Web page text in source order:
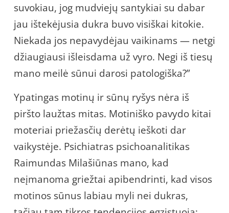
suvokiau, jog mudviejų santykiai su dabar
jau ištekėjusia dukra buvo visiškai kitokie.
Niekada jos nepavydėjau vaikinams — netgi
džiaugiausi išleisdama už vyro. Negi iš tiesų
mano meilė sūnui darosi patologiška?”
Ypatingas motinų ir sūnų ryšys nėra iš
piršto laužtas mitas. Motiniško pavydo kitai
moteriai priežasčių derėtų ieškoti dar
vaikystėje. Psichiatras psichoanalitikas
Raimundas Milašiūnas mano, kad
neįmanoma griežtai apibendrinti, kad visos
motinos sūnus labiau myli nei dukras,